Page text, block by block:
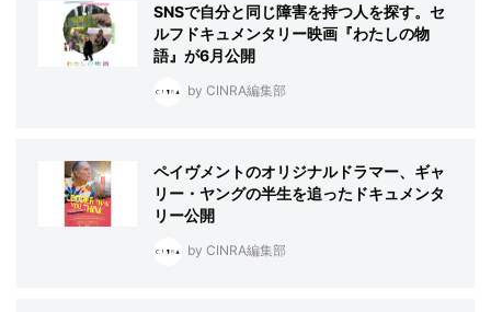
SNSで自分と同じ障害を持つ人を探す。セ
ルフドキュメンタリー映画『わたしの物
語』が6月公開
by CINRA編集部
ペイヴメントのオリジナルドラマー、ギャ
リー・ヤングの半生を追ったドキュメンタ
リー公開
by CINRA編集部